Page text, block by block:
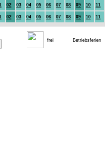
02 03 04 05 06 07 08 09 10 11
02 03 04 05 06 07 08 09 10 11
frei Betriebsferien